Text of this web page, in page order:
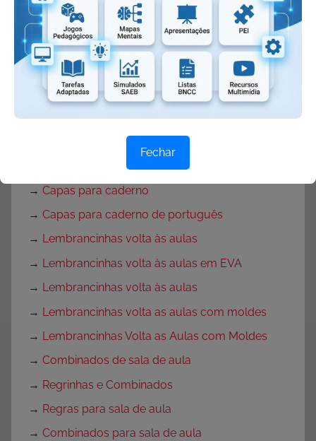
→ Textos de volta às aulas
→Mensagem de volta às aulas
→Rotina para primeira semana de aula
Rotina volta às aulas para Educação Infantil
→Decoração de sala de aula
Decoração para Sala de Aula
Músicas para Volta às Aulas
→ Capas para caderno
→ Capas para caderno de português
→ Lembrancinhas volta às aulas
→ Lembrancinhas volta às aulas em EVA
→ Lembrancinhas volta às aulas
→ Lembrancinhas volta as aulas com moldes
→ Lembrancinhas Volta as Aulas com Moldes
→ Combinados de sala de aula
→ Regrinhas e Combinados
→ Regras para sala de aula
→ Combinados para sala de aula
Fechar